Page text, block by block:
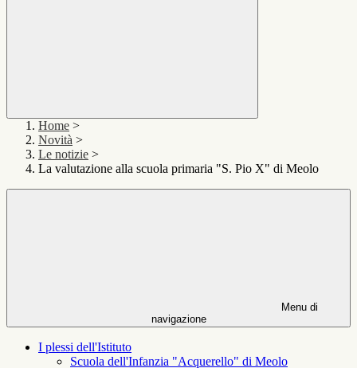
Home >
Novità >
Le notizie >
La valutazione alla scuola primaria "S. Pio X" di Meolo
Menu di
navigazione
I plessi dell'Istituto
Scuola dell'Infanzia "Acquerello" di Meolo